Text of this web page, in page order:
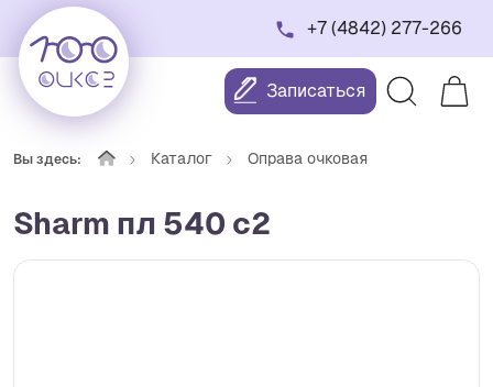
+7 (4842) 277-266
Записаться
Вы здесь: Каталог Оправа очковая
Sharm пл 540 c2